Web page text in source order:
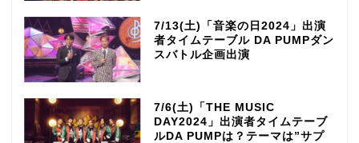
7/13(土)「音楽の日2024」出演
者タイムテーブル DA PUMPダン
スバトル企画出演
7/6(土)「THE MUSIC
DAY2024」出演者タイムテーブ
ルDA PUMPは？テーマは”サプ